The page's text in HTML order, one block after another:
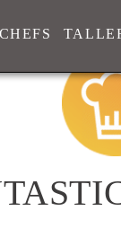
CHEFS